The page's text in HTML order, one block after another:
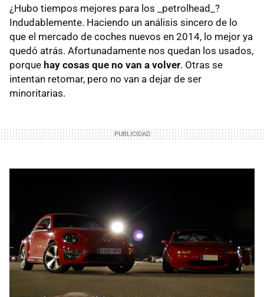
¿Hubo tiempos mejores para los _petrolhead_?
Indudablemente. Haciendo un análisis sincero de lo
que el mercado de coches nuevos en 2014, lo mejor ya
quedó atrás. Afortunadamente nos quedan los usados,
porque hay cosas que no van a volver. Otras se
intentan retomar, pero no van a dejar de ser
minoritarias.